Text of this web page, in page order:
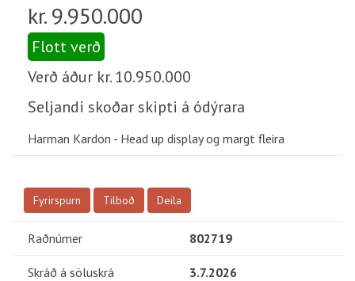
kr. 9.950.000
Flott verð
Verð áður kr. 10.950.000
Seljandi skoðar skipti á ódýrara
Harman Kardon - Head up display og margt fleira
Fyrirspurn Tilboð Deila
Raðnúmer 802719
Skráð á söluskrá 3.7.2026